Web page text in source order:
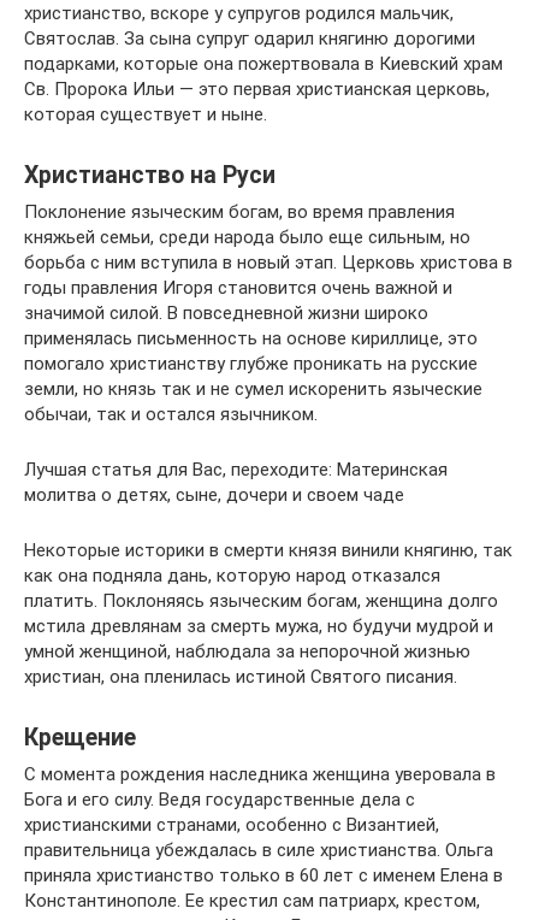
христианство, вскоре у супругов родился мальчик,
Святослав. За сына супруг одарил княгиню дорогими
подарками, которые она пожертвовала в Киевский храм
Св. Пророка Ильи — это первая христианская церковь,
которая существует и ныне.
Христианство на Руси
Поклонение языческим богам, во время правления
княжьей семьи, среди народа было еще сильным, но
борьба с ним вступила в новый этап. Церковь христова в
годы правления Игоря становится очень важной и
значимой силой. В повседневной жизни широко
применялась письменность на основе кириллице, это
помогало христианству глубже проникать на русские
земли, но князь так и не сумел искоренить языческие
обычаи, так и остался язычником.
Лучшая статья для Вас, переходите: Материнская
молитва о детях, сыне, дочери и своем чаде
Некоторые историки в смерти князя винили княгиню, так
как она подняла дань, которую народ отказался
платить. Поклоняясь языческим богам, женщина долго
мстила древлянам за смерть мужа, но будучи мудрой и
умной женщиной, наблюдала за непорочной жизнью
христиан, она пленилась истиной Святого писания.
Крещение
С момента рождения наследника женщина уверовала в
Бога и его силу. Ведя государственные дела с
христианскими странами, особенно с Византией,
правительница убеждалась в силе христианства. Ольга
приняла христианство только в 60 лет с именем Елена в
Константинополе. Ее крестил сам патриарх, крестом,